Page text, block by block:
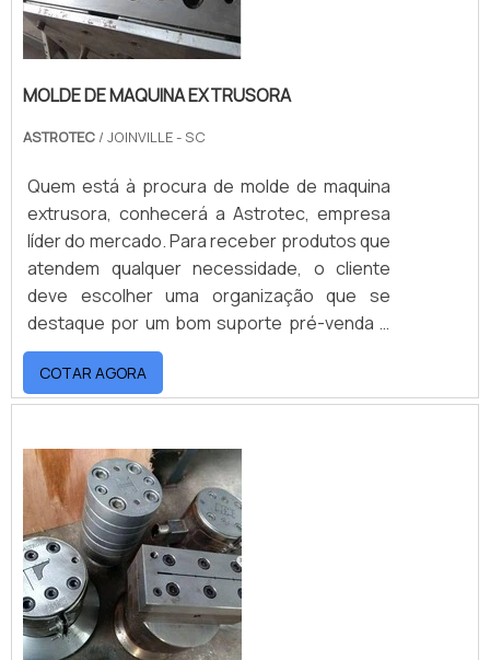
MOLDE DE MAQUINA EXTRUSORA
ASTROTEC / JOINVILLE - SC
Quem está à procura de molde de maquina
extrusora, conhecerá a Astrotec, empresa
líder do mercado. Para receber produtos que
atendem qualquer necessidade, o cliente
deve escolher uma organização que se
destaque por um bom suporte pré-venda e
tenha ampla experiência no ramo.Quando o
tema é molde de maquina extrusora, com os
profissionais da Astrotec o cliente
personalizado via WhatsApp.MAIS
INFORMAÇÕES SOBRE MOLDE DE MAQUINA
EXTRUSORAA Astrotec canaliza sua energia
em oferecer uma estrutura com escritório de
alta qualidade onde são realizadas as
atividades e investimento constante em
tecnologia, tudo para garantir molde de
maquina extrusora com ótima qualidade.Há
COTAR AGORA